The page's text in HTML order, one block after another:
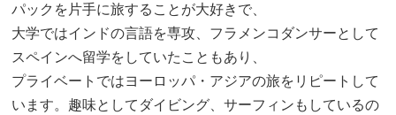
パックを片手に旅することが大好きで、
大学ではインドの言語を専攻、フラメンコダンサーとして
スペインへ留学をしていたこともあり、
プライベートではヨーロッパ・アジアの旅をリピートして
います。趣味としてダイビング、サーフィンもしているの